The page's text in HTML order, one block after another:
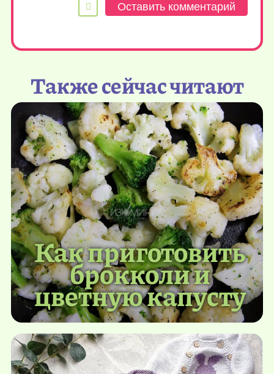
Также сейчас читают
Как приготовить
брокколи и
цветную капусту